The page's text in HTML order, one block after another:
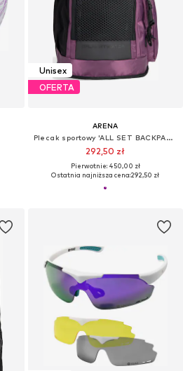
Unisex
OFERTA
ARENA
Plecak sportowy 'ALL SET BACKPACK 45L'
292,50 zł
Pierwotnie: 450,00 zł
Ostatnia najniższa cena:292,50 zł